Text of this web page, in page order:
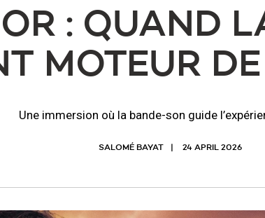
: QUAND
MOTEUR
Une immersion où la bande-son guide
SALOMÉ BAYAT 24 APRIL 2026